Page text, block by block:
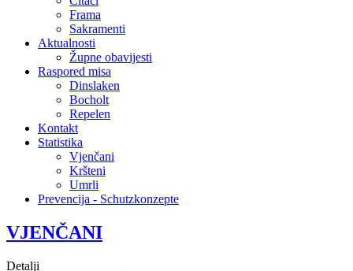
Frama
Sakramenti
Aktualnosti
Župne obavijesti
Raspored misa
Dinslaken
Bocholt
Repelen
Kontakt
Statistika
Vjenčani
Kršteni
Umrli
Prevencija - Schutzkonzepte
VJENČANI
Detalji